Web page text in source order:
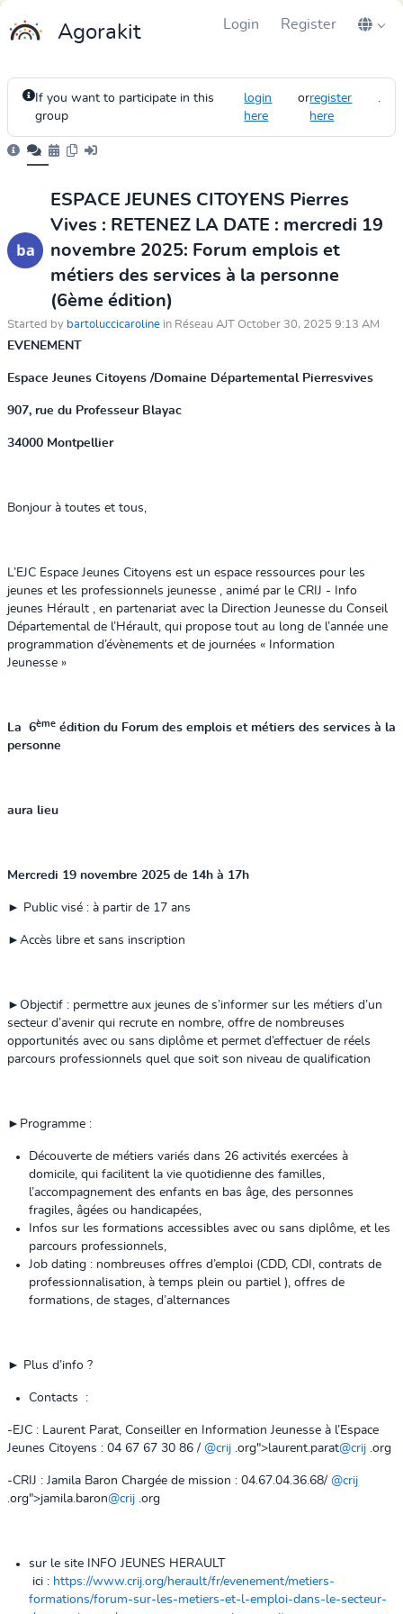
Agorakit Login Register
If you want to participate in this
group
login
here
orregister
here
.
ESPACE JEUNES CITOYENS Pierres
Vives : RETENEZ LA DATE : mercredi 19
novembre 2025: Forum emplois et
métiers des services à la personne
(6ème édition)
Started by bartoluccicaroline in Réseau AJT October 30, 2025 9:13 AM
EVENEMENT
Espace Jeunes Citoyens /Domaine Départemental Pierresvives
907, rue du Professeur Blayac
34000 Montpellier
Bonjour à toutes et tous,
L’EJC Espace Jeunes Citoyens est un espace ressources pour les
jeunes et les professionnels jeunesse , animé par le CRIJ - Info
jeunes Hérault , en partenariat avec la Direction Jeunesse du Conseil
Départemental de l’Hérault, qui propose tout au long de l’année une
programmation d’évènements et de journées « Information
Jeunesse »
La 6ème édition du Forum des emplois et métiers des services à la
personne
aura lieu
Mercredi 19 novembre 2025 de 14h à 17h
► Public visé : à partir de 17 ans
► Accès libre et sans inscription
► Objectif : permettre aux jeunes de s’informer sur les métiers d’un
secteur d’avenir qui recrute en nombre, offre de nombreuses
opportunités avec ou sans diplôme et permet d’effectuer de réels
parcours professionnels quel que soit son niveau de qualification
► Programme :
Découverte de métiers variés dans 26 activités exercées à
domicile, qui facilitent la vie quotidienne des familles,
l’accompagnement des enfants en bas âge, des personnes
fragiles, âgées ou handicapées,
Infos sur les formations accessibles avec ou sans diplôme, et les
parcours professionnels,
Job dating : nombreuses offres d’emploi (CDD, CDI, contrats de
professionnalisation, à temps plein ou partiel ), offres de
formations, de stages, d’alternances
► Plus d’info ?
Contacts :
-EJC : Laurent Parat, Conseiller en Information Jeunesse à l’Espace
Jeunes Citoyens : 04 67 67 30 86 / @crij .org">laurent.parat@crij .org
-CRIJ : Jamila Baron Chargée de mission : 04.67.04.36.68/ @crij
.org">jamila.baron@crij .org
sur le site INFO JEUNES HERAULT
ici : https://www.crij.org/herault/fr/evenement/metiers-
formations/forum-sur-les-metiers-et-l-emploi-dans-le-secteur-